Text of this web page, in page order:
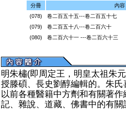
分冊
內容
(078)
卷二百五十五---卷二百五十七
(079)
卷二百五十八---卷二百六十
(080)
卷二百六十一 ---卷二百六十三
明朱橚(即周定王，明皇太祖朱
授滕碩、長史劉醇編輯的。朱
以前各種醫籍中方劑和有關著
記、雜說、道藏、佛書中的有